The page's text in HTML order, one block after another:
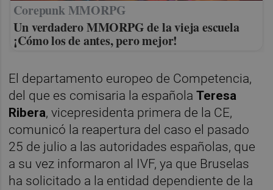
Corepunk MMORPG
Un verdadero MMORPG de la vieja escuela
¡Cómo los de antes, pero mejor!
El departamento europeo de Competencia,
del que es comisaria la españolaTeresa
Ribera, vicepresidenta primera de la CE,
comunicó la reapertura del caso el pasado
25 de julio a las autoridades españolas, que
a su vez informaron al IVF, ya que Bruselas
ha solicitado a la entidad dependiente de la